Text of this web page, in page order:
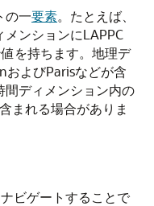
の一要素。たとえば、
ンションにLAPPC
を持ちます。地理デ
およびParisなどが含
間ディメンション内の
まれる場合がありま
ビゲートすることで